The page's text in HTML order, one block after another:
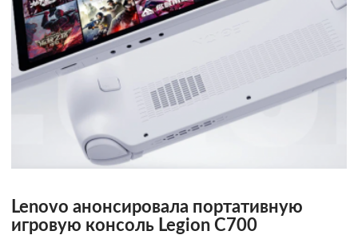
Lenovo анонсировала портативную
игровую консоль Legion C700